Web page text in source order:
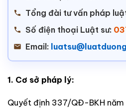
Tổng đài tư vấn pháp
Số điện thoại Luật sư:
Email:
1. Cơ sở pháp lý:
Quyết định 337/QĐ-BKH năm